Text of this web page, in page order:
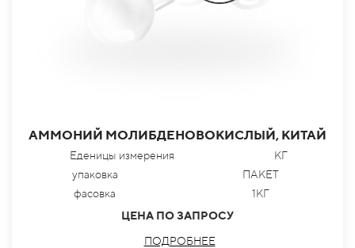
АММОНИЙ МОЛИБДЕНОВОКИСЛЫЙ, КИТАЙ
Еденицы измерения
КГ
упаковка
ПАКЕТ
фасовка
1КГ
ЦЕНА ПО ЗАПРОСУ
ПОДРОБНЕЕ